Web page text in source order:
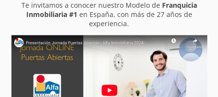
Te invitamos a conocer nuestro Modelo de Franquicia
Inmobiliaria #1 en España, con más de 27 años de
experiencia.